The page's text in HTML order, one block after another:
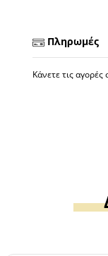
Πληρωμές
Κάνετε τις